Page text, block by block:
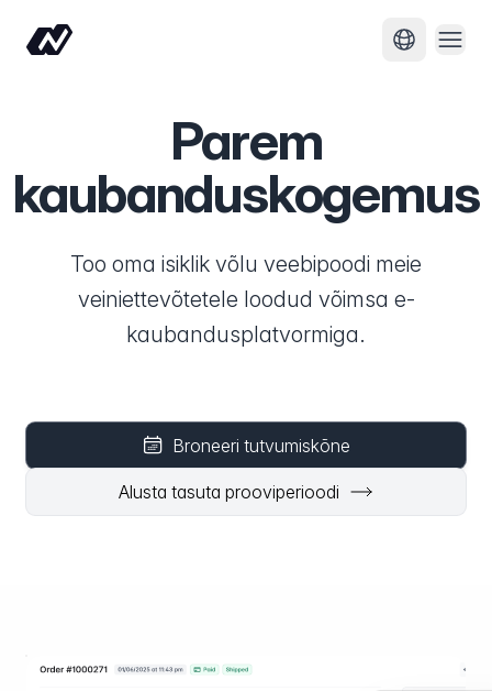
MuudaAva
Parem
kaubanduskogemus
Too oma isiklik võlu veebipoodi meie
veiniettevõtetele loodud võimsa e-
kaubandusplatvormiga.
Broneeri tutvumiskõne
Alusta tasuta prooviperioodi